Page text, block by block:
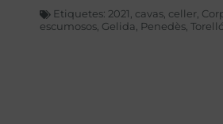
Etiquetes: 2021 cavas, celler,
escumosos, Gelida Penedès,